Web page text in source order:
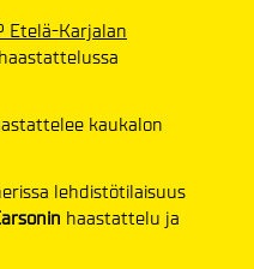
Etelä-Karjalan
kaukalon
lehdistötilaisuus
haastattelu ja